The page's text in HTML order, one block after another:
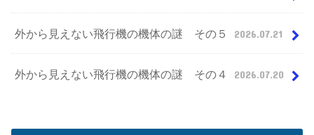
外から見えない飛行機の機体の謎 その５ 2026.07.21
外から見えない飛行機の機体の謎 その４ 2026.07.20